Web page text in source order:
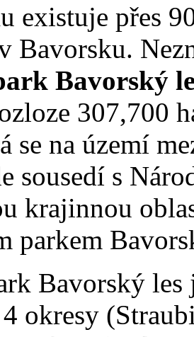
existuje přes
Bavorsku.
Bavorský
307,700
se na území
sousedí s
krajinnou
parkem
Bavorský les
okresy